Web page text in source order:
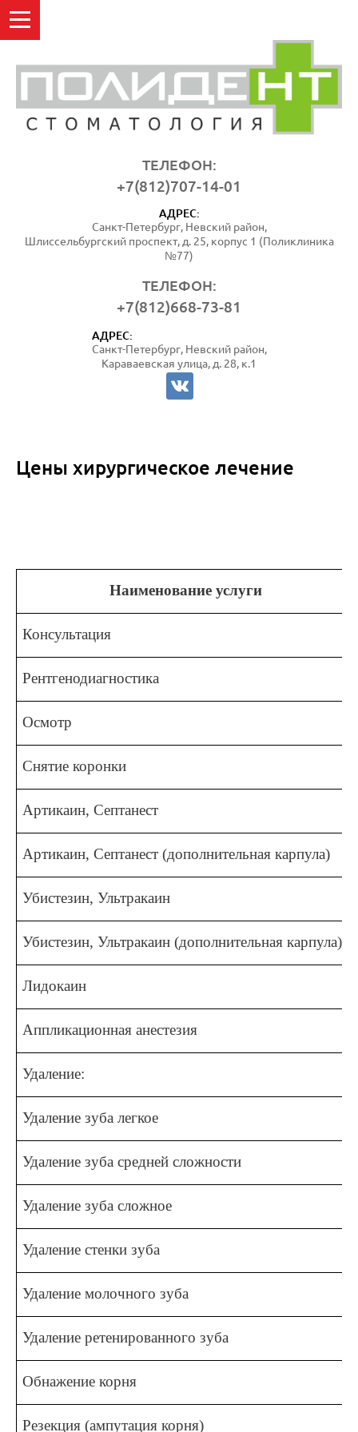
ТЕЛЕФОН:
+7(812)707-14-01
АДРЕС:
Санкт-Петербург, Невский район,
Шлиссельбургский проспект, д. 25, корпус 1 (Поликлиника
№77)
ТЕЛЕФОН:
+7(812)668-73-81
АДРЕС:
Санкт-Петербург, Невский район,
Караваевская улица, д. 28, к.1
Цены хирургическое лечение
Наименование услуги
Консультация
Рентгенодиагностика
Осмотр
Снятие коронки
Артикаин, Септанест
Артикаин, Септанест (дополнительная карпула)
Убистезин, Ультракаин
Убистезин, Ультракаин (дополнительная карпула)
Лидокаин
Аппликационная анестезия
Удаление:
Удаление зуба легкое
Удаление зуба средней сложности
Удаление зуба сложное
Удаление стенки зуба
Удаление молочного зуба
Удаление ретенированного зуба
Обнажение корня
Резекция (ампутация корня)